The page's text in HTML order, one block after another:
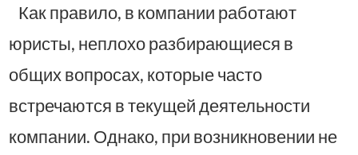
Как правило, в компании работают
юристы, неплохо разбирающиеся в
общих вопросах, которые часто
встречаются в текущей деятельности
компании. Однако, при возникновении не